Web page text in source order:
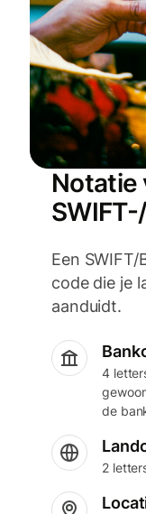
Notatie
Een
code die je
aanduidt.
4
de
2